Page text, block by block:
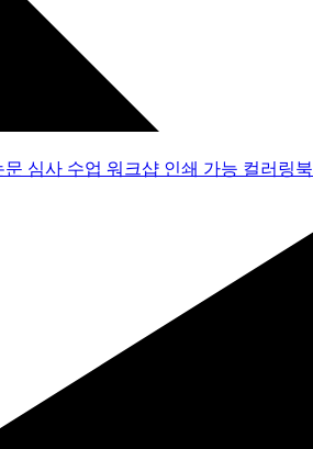
문 심사 수업 워크샵 인쇄 가능 컬러링북